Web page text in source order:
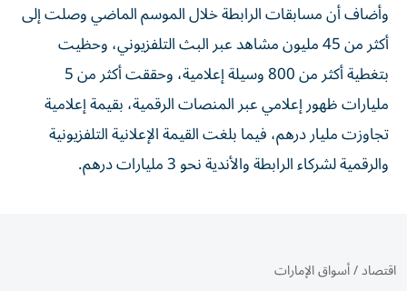
وأضاف أن مسابقات الرابطة خلال الموسم الماضي وصلت إلى
أكثر من 45 مليون مشاهد عبر البث التلفزيوني، وحظيت
بتغطية أكثر من 800 وسيلة إعلامية، وحققت أكثر من 5
مليارات ظهور إعلامي عبر المنصات الرقمية، بقيمة إعلامية
تجاوزت مليار درهم، فيما بلغت القيمة الإعلانية التلفزيونية
والرقمية لشركاء الرابطة والأندية نحو 3 مليارات درهم.
اقتصاد/أسواق الإمارات